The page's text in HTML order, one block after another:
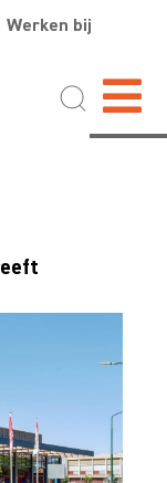
Werken bij